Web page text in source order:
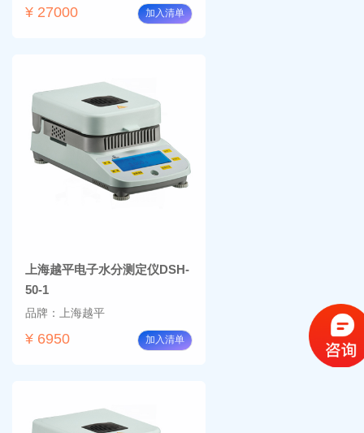
¥ 27000 加入清单
上海越平电子水分测定仪DSH-
50-1
品牌：上海越平
¥ 6950 加入清单